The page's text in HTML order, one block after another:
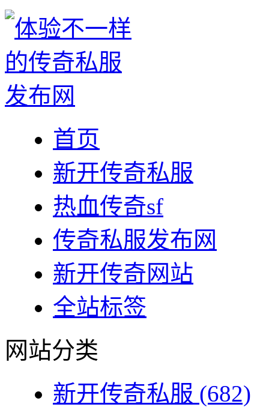
首页
新开传奇私服
热血传奇sf
传奇私服发布网
新开传奇网站
全站标签
网站分类
新开传奇私服 (682)